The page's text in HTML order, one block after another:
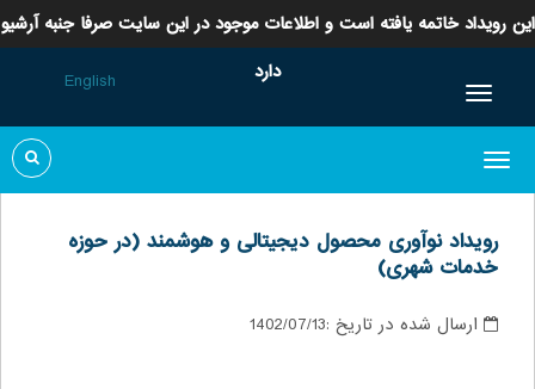
این رویداد خاتمه یافته است و اطلاعات موجود در این سایت صرفا جنبه آرشیو
دارد
English
رویداد نوآوری محصول دیجیتالی و هوشمند (در حوزه
خدمات شهری)
ارسال شده در تاریخ :1402/07/13